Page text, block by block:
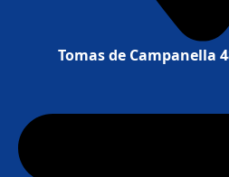
Tomas de Campanella